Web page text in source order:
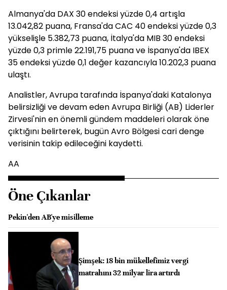
Almanya'da DAX 30 endeksi yüzde 0,4 artışla
13.042,82 puana, Fransa'da CAC 40 endeksi yüzde 0,3
yükselişle 5.382,73 puana, İtalya'da MIB 30 endeksi
yüzde 0,3 primle 22.191,75 puana ve İspanya'da IBEX
35 endeksi yüzde 0,1 değer kazancıyla 10.202,3 puana
ulaştı.
Analistler, Avrupa tarafında İspanya'daki Katalonya
belirsizliği ve devam eden Avrupa Birliği (AB) Liderler
Zirvesi'nin en önemli gündem maddeleri olarak öne
çıktığını belirterek, bugün Avro Bölgesi cari denge
verisinin takip edileceğini kaydetti.
AA
Öne Çıkanlar
Pekin'den AB'ye misilleme
Şimşek: 18 bin mükellefimiz vergi
matrahını 32 milyar lira artırdı